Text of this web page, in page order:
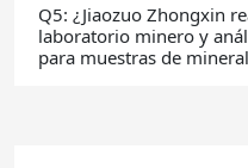
Q5: ¿Jiaozuo Zhongxin
laboratorio minero y
para muestras de